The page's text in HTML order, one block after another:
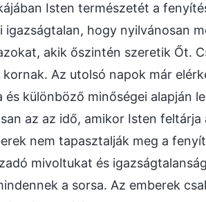
Isten természetét a
hogy nyilvánosan
akik őszintén szeretik Őt.
Az utolsó napok már
különböző minőségei alapján
az az idő, amikor Isten feltárja
nem tapasztalják meg a
mivoltukat és
a sorsa. Az emberek